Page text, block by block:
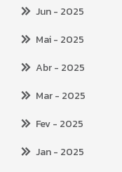
Jun- 2025
Mai- 2025
Abr- 2025
Mar- 2025
Fev- 2025
Jan- 2025